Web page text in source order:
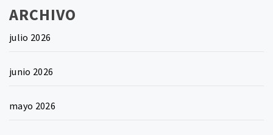
ARCHIVO
julio 2026
junio 2026
mayo 2026